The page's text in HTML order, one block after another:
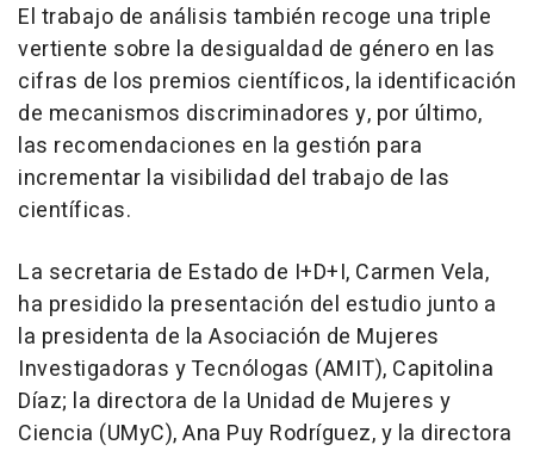
El trabajo de análisis también recoge una triple
vertiente sobre la desigualdad de género en las
cifras de los premios científicos, la identificación
de mecanismos discriminadores y, por último,
las recomendaciones en la gestión para
incrementar la visibilidad del trabajo de las
científicas.
La secretaria de Estado de I+D+I, Carmen Vela,
ha presidido la presentación del estudio junto a
la presidenta de la Asociación de Mujeres
Investigadoras y Tecnólogas (AMIT), Capitolina
Díaz; la directora de la Unidad de Mujeres y
Ciencia (UMyC), Ana Puy Rodríguez, y la directora